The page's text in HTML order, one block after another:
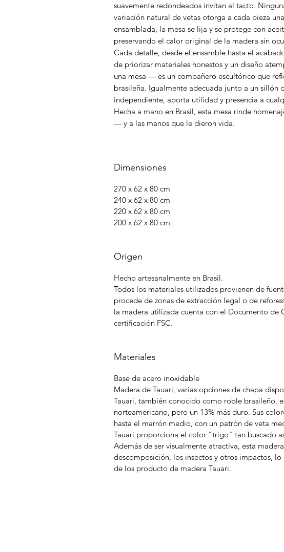
suavemente redondeados invitan al tacto.
variación natural de vetas otorga a cada pieza
ensamblada, la mesa se lija y se protege con
preservando el calor original de la madera sin
Cada detalle, desde el ensamble hasta el
de priorizar materiales honestos y un diseño
una mesa — es un compañero escultórico que
brasileña. Igualmente adecuada junto a un sillón
independiente, aporta utilidad y presencia a
Hecha a mano en Brasil, esta mesa rinde
— y a las manos que le dieron vida.
Dimensiones
270 x 62 x 80 cm
240 x 62 x 80 cm
220 x 62 x 80 cm
200 x 62 x 80 cm
Origen
Hecho artesanalmente en Brasil.
Todos los materiales utilizados provienen de
procede de zonas de extracción legal o de
la madera utilizada cuenta con el Documento de
certificación FSC.
Materiales
Base de acero inoxidable
Madera de Tauari, varias opciones de chapa
Tauari, también conocido como roble brasileño,
norteamericano, pero un 13% más duro. Sus
hasta el marrón medio, con un patrón de veta
Tauari proporciona el color "trigo" tan buscado
Además de ser visualmente atractiva, esta
descomposición, los insectos y otros impactos,
de los producto de madera Tauari.